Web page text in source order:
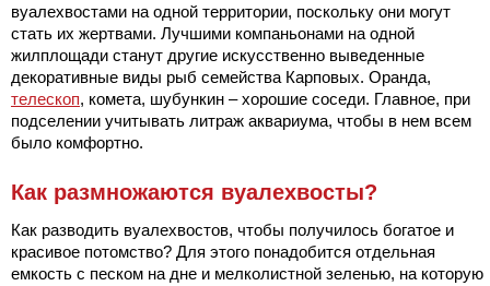
вуалехвостами на одной территории, поскольку они могут
стать их жертвами. Лучшими компаньонами на одной
жилплощади станут другие искусственно выведенные
декоративные виды рыб семейства Карповых. Оранда,
телескоп, комета, шубункин – хорошие соседи. Главное, при
подселении учитывать литраж аквариума, чтобы в нем всем
было комфортно.
Как размножаются вуалехвосты?
Как разводить вуалехвостов, чтобы получилось богатое и
красивое потомство? Для этого понадобится отдельная
емкость с песком на дне и мелколистной зеленью, на которую